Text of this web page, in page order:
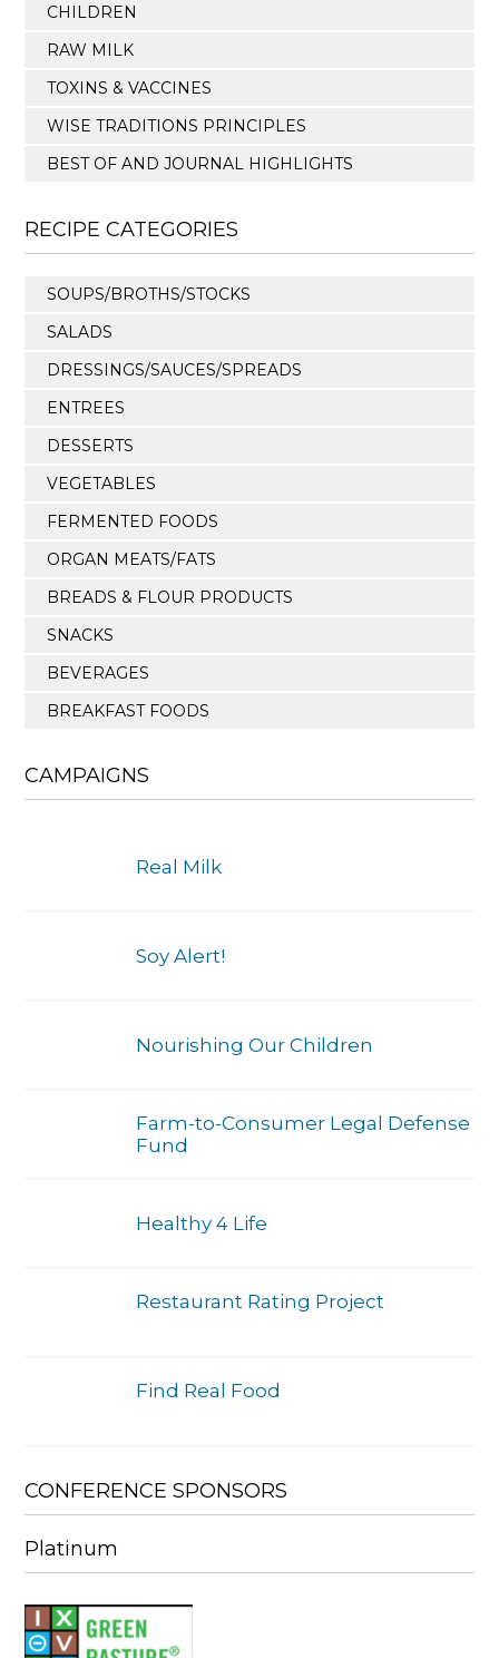
CHILDREN
RAW MILK
TOXINS & VACCINES
WISE TRADITIONS PRINCIPLES
BEST OF AND JOURNAL HIGHLIGHTS
RECIPE CATEGORIES
SOUPS/BROTHS/STOCKS
SALADS
DRESSINGS/SAUCES/SPREADS
ENTREES
DESSERTS
VEGETABLES
FERMENTED FOODS
ORGAN MEATS/FATS
BREADS & FLOUR PRODUCTS
SNACKS
BEVERAGES
BREAKFAST FOODS
CAMPAIGNS
Real Milk
Soy Alert!
Nourishing Our Children
Farm-to-Consumer Legal Defense
Fund
Healthy 4 Life
Restaurant Rating Project
Find Real Food
CONFERENCE SPONSORS
Platinum